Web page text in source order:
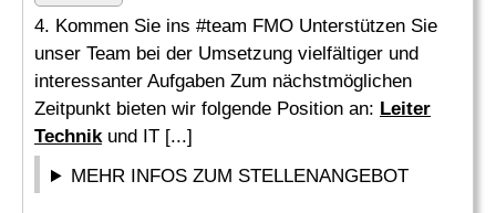
4. Kommen Sie ins #team FMO Unterstützen Sie
unser Team bei der Umsetzung vielfältiger und
interessanter Aufgaben Zum nächstmöglichen
Zeitpunkt bieten wir folgende Position an: Leiter
Technikund IT [...]
MEHR INFOS ZUM STELLENANGEBOT